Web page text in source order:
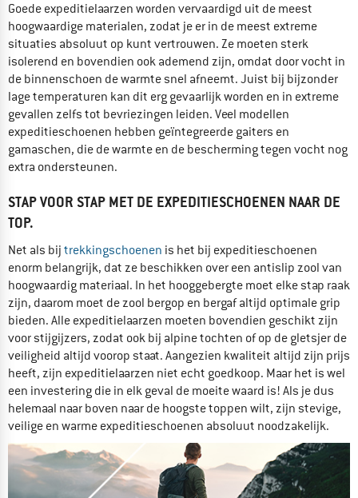
Goede expeditielaarzen worden vervaardigd uit de meest
hoogwaardige materialen, zodat je er in de meest extreme
situaties absoluut op kunt vertrouwen. Ze moeten sterk
isolerend en bovendien ook ademend zijn, omdat door vocht in
de binnenschoen de warmte snel afneemt. Juist bij bijzonder
lage temperaturen kan dit erg gevaarlijk worden en in extreme
gevallen zelfs tot bevriezingen leiden. Veel modellen
expeditieschoenen hebben geïntegreerde gaiters en
gamaschen, die de warmte en de bescherming tegen vocht nog
extra ondersteunen.
STAP VOOR STAP MET DE EXPEDITIESCHOENEN NAAR DE
TOP.
Net als bij trekkingschoenen is het bij expeditieschoenen
enorm belangrijk, dat ze beschikken over een antislip zool van
hoogwaardig materiaal. In het hooggebergte moet elke stap raak
zijn, daarom moet de zool bergop en bergaf altijd optimale grip
bieden. Alle expeditielaarzen moeten bovendien geschikt zijn
voor stijgijzers, zodat ook bij alpine tochten of op de gletsjer de
veiligheid altijd voorop staat. Aangezien kwaliteit altijd zijn prijs
heeft, zijn expeditielaarzen niet echt goedkoop. Maar het is wel
een investering die in elk geval de moeite waard is! Als je dus
helemaal naar boven naar de hoogste toppen wilt, zijn stevige,
veilige en warme expeditieschoenen absoluut noodzakelijk.